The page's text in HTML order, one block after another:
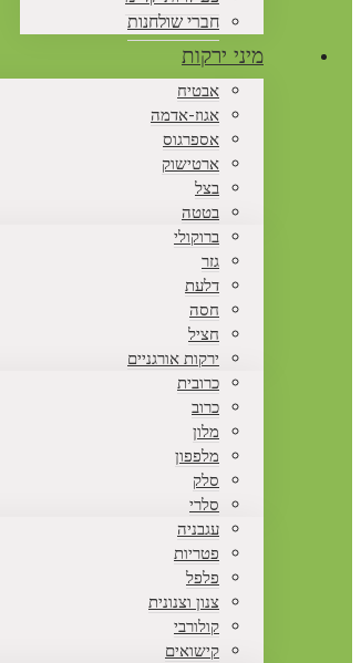
חברי שולחנות
מיני ירקות
אבטיח
אגוז-אדמה
אספרגוס
ארטישוק
בצל
בטטה
ברוקולי
גזר
דלעת
חסה
חציל
ירקות אורגניים
כרובית
כרוב
מלון
מלפפון
סלק
סלרי
עגבניה
פטריות
פלפל
צנון וצנונית
קולורבי
קישואים